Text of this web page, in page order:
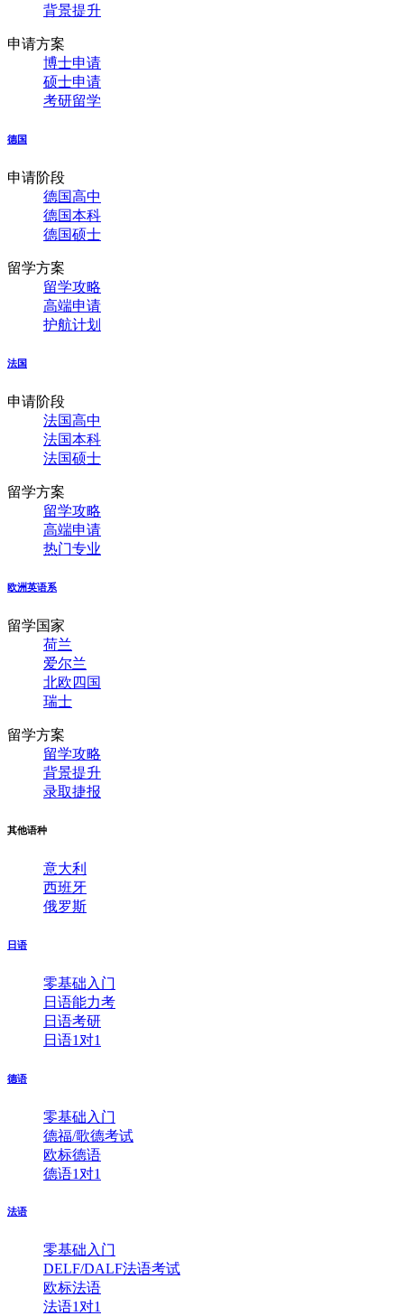
背景提升
申请方案
博士申请
硕士申请
考研留学
德国
申请阶段
德国高中
德国本科
德国硕士
留学方案
留学攻略
高端申请
护航计划
法国
申请阶段
法国高中
法国本科
法国硕士
留学方案
留学攻略
高端申请
热门专业
欧洲英语系
留学国家
荷兰
爱尔兰
北欧四国
瑞士
留学方案
留学攻略
背景提升
录取捷报
其他语种
意大利
西班牙
俄罗斯
日语
零基础入门
日语能力考
日语考研
日语1对1
德语
零基础入门
德福/歌德考试
欧标德语
德语1对1
法语
零基础入门
DELF/DALF法语考试
欧标法语
法语1对1